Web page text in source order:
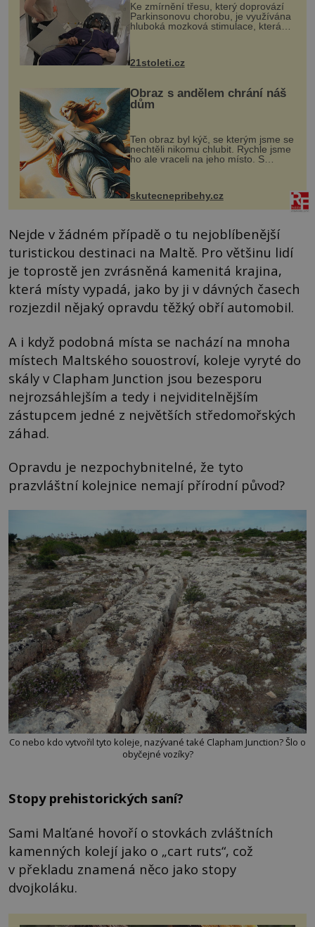
Ke zmírnění třesu, který doprovází
Parkinsonovu chorobu, je využívána
hluboká mozková stimulace, která
však vyžaduje vysoce invazivní
k dostatečně přesnému zacílení ...
21stoleti.cz
Obraz s andělem chrání náš
dům
Ten obraz byl kýč, se kterým jsme se
nechtěli nikomu chlubit. Rychle jsme
ho ale vraceli na jeho místo. S
manželem Vaškem jsme si pořídili
chaloupku, takový domek na severu
Čech, kde jsme si naplánova...
skutecnepribehy.cz
Nejde v žádném případě o tu nejoblíbenější
turistickou destinaci na Maltě. Pro většinu lidí
je toprostě jen zvrásněná kamenitá krajina,
která místy vypadá, jako by ji v dávných časech
rozjezdil nějaký opravdu těžký obří automobil.
A i když podobná místa se nachází na mnoha
místech Maltského souostroví, koleje vyryté do
skály v Clapham Junction jsou bezesporu
nejrozsáhlejším a tedy i nejviditelnějším
zástupcem jedné z největších středomořských
záhad.
Opravdu je nezpochybnitelné, že tyto
prazvláštní kolejnice nemají přírodní původ?
Co nebo kdo vytvořil tyto koleje, nazývané také Clapham Junction? Šlo o
obyčejné vozíky?
Stopy prehistorických saní?
Sami Malťané hovoří o stovkách zvláštních
kamenných kolejí jako o „cart ruts“, což
v překladu znamená něco jako stopy
dvojkoláku.